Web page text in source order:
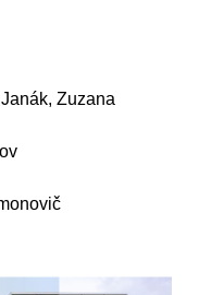
Zuzana